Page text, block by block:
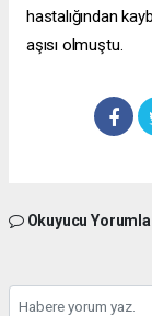
hastalığından
aşısı olmuştu.
Okuyucu